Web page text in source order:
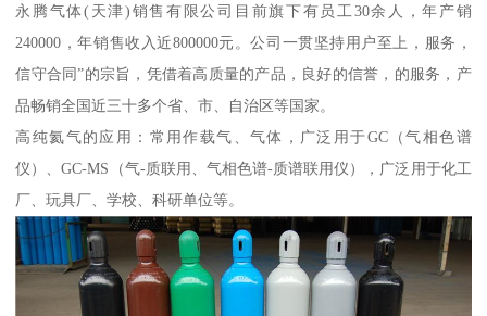
永腾气体(天津)销售有限公司目前旗下有员工30余人，年产销
240000，年销售收入近800000元。公司一贯坚持用户至上，服务，
信守合同”的宗旨，凭借着高质量的产品，良好的信誉，的服务，产
品畅销全国近三十多个省、市、自治区等国家。
高纯氦气的应用：常用作载气、气体，广泛用于GC（气相色谱
仪）、GC-MS（气-质联用、气相色谱-质谱联用仪），广泛用于化工
厂、玩具厂、学校、科研单位等。